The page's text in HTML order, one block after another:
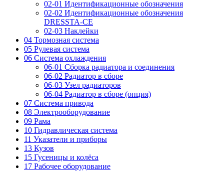
02-01 Идентификационные обозначения
02-02 Идентификационные обозначения
DRESSTA-CE
02-03 Наклейки
04 Тормозная система
05 Рулевая система
06 Система охлаждения
06-01 Сборка радиатора и соединения
06-02 Радиатор в сборе
06-03 Узел радиаторов
06-04 Радиатор в сборе (опция)
07 Система привода
08 Электрооборудование
09 Рама
10 Гидравлическая система
11 Указатели и приборы
13 Кузов
15 Гусеницы и колёса
17 Рабочее оборудование